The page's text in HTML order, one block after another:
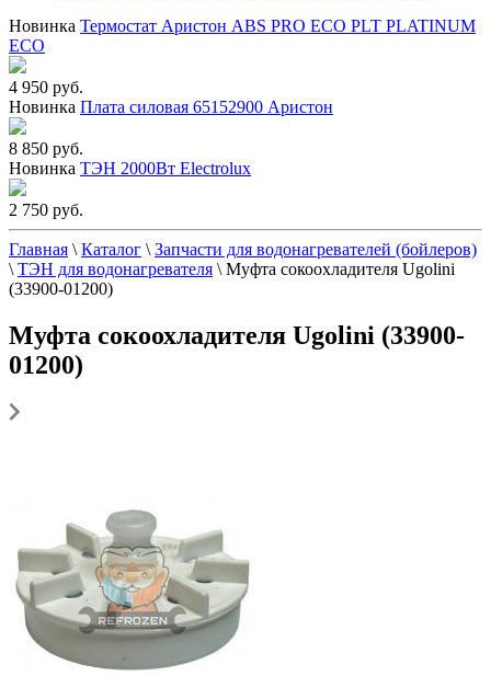
Новинка Термостат Аристон ABS PRO ECO PLT PLATINUM
ECO
4 950 руб.
Новинка Плата силовая 65152900 Аристон
8 850 руб.
Новинка ТЭН 2000Вт Electrolux
2 750 руб.
Главная \ Каталог \ Запчасти для водонагревателей (бойлеров)
\ ТЭН для водонагревателя \ Муфта сокоохладителя Ugolini
(33900-01200)
Муфта сокоохладителя Ugolini (33900-
01200)